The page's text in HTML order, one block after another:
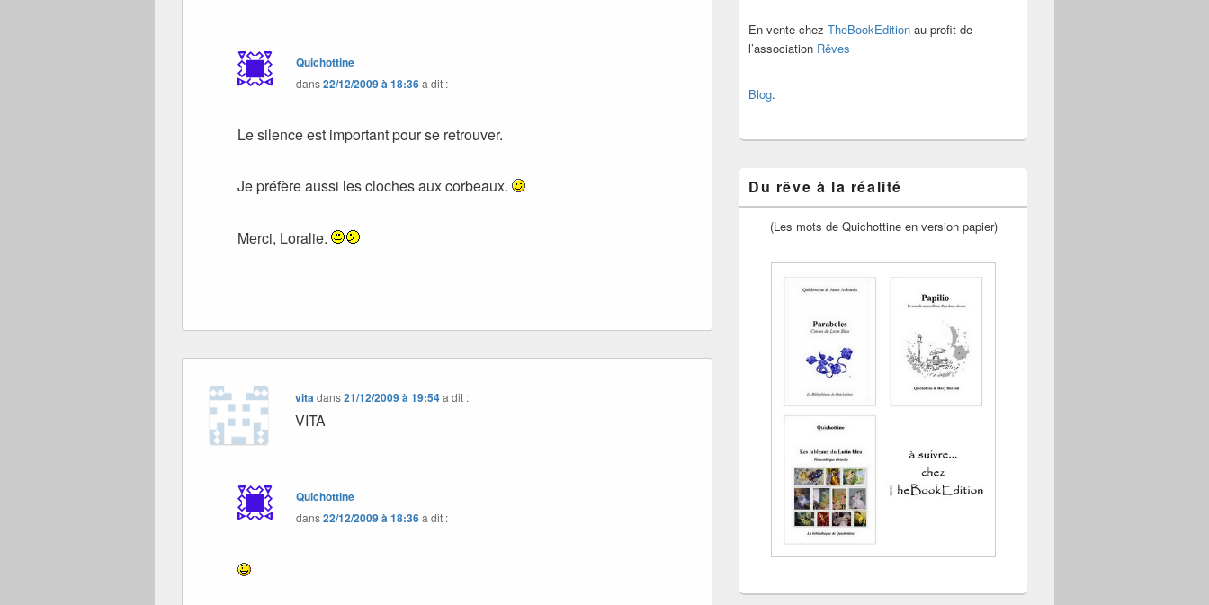
Quichottine
dans22/12/2009 à 18:36a dit :
Le silence est important pour se retrouver.
Je préfère aussi les cloches aux corbeaux.
Merci, Loralie.
vitadans21/12/2009 à 19:54a dit :
VITA
Quichottine
dans22/12/2009 à 18:36a dit :
En vente chez TheBookEdition au profit de
l’association Rêves
Blog.
Du rêve à la réalité
(Les mots de Quichottine en version papier)